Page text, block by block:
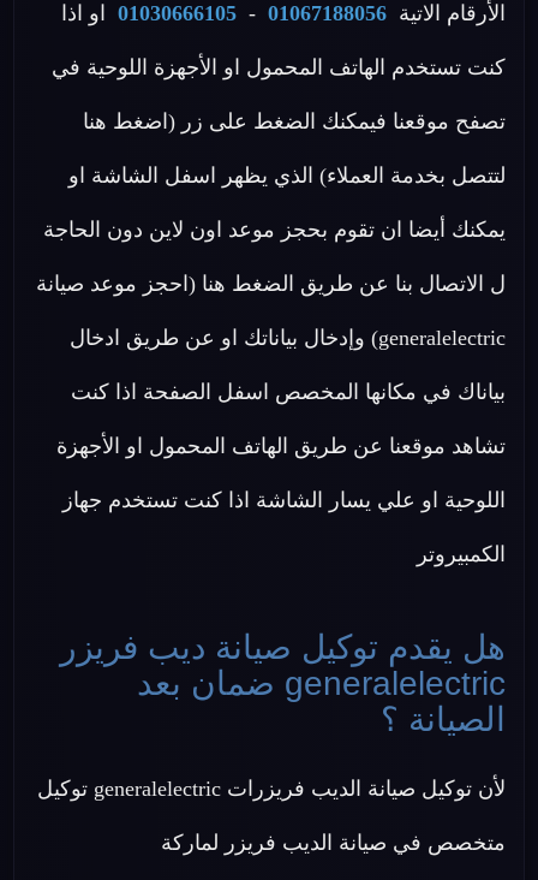
الأرقام الاتية 01067188056
-
01030666105 او اذا
كنت تستخدم الهاتف المحمول او الأجهزة اللوحية في
تصفح موقعنا فيمكنك الضغط على زر (اضغط هنا
لتتصل بخدمة العملاء) الذي يظهر اسفل الشاشة او
يمكنك أيضا ان تقوم بحجز موعد اون لاين دون الحاجة
ل الاتصال بنا عن طريق الضغط هنا (احجز موعد صيانة
generalelectric) وإدخال بياناتك او عن طريق ادخال
بياناك في مكانها المخصص اسفل الصفحة اذا كنت
تشاهد موقعنا عن طريق الهاتف المحمول او الأجهزة
اللوحية او علي يسار الشاشة اذا كنت تستخدم جهاز
الكمبيروتر
هل يقدم توكيل صيانة ديب فريزر
generalelectric ضمان بعد
الصيانة ؟
لأن توكيل صيانة الديب فريزرات generalelectric توكيل
متخصص في صيانة الديب فريزر لماركة